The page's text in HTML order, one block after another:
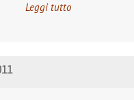
Leggi tutto